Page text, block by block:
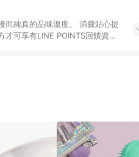
而純真的品味溫度。 消費貼心提
才可享有LINE POINTS回饋資